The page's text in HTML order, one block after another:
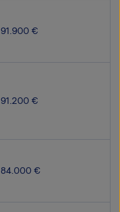
91.900 €
91.200 €
84.000 €